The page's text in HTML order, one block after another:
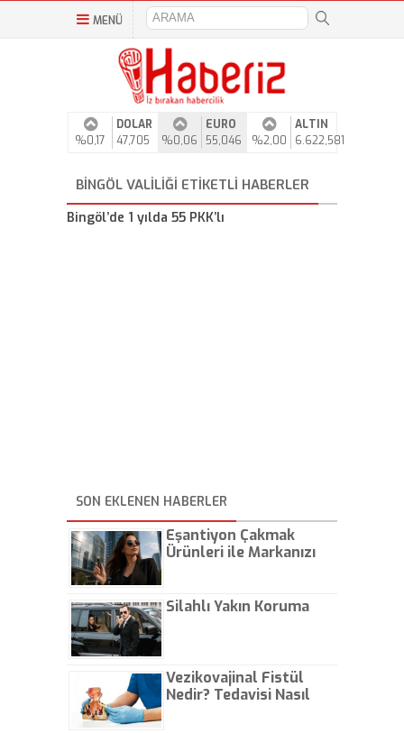
MENÜ
%0,17
DOLAR
47,705
%0,06
EURO
55,046
%2,00
ALTIN
6.622,581
BINGÖL VALILIĞI ETIKETLI HABERLER
Bingöl’de 1 yılda 55 PKK’lı
SON EKLENEN HABERLER
Eşantiyon Çakmak
Ürünleri ile Markanızı
Silahlı Yakın Koruma
Vezikovajinal Fistül
Nedir? Tedavisi Nasıl